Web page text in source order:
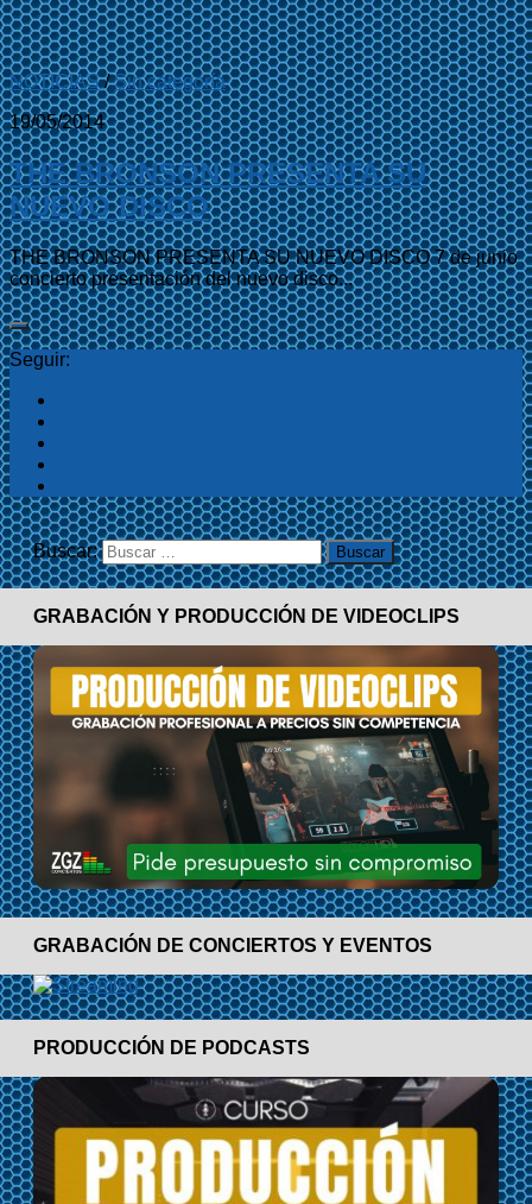
NOTICIAS/Sin categoría
19/05/2014
THE BRONSON PRESENTA SU
NUEVO DISCO
THE BRONSON PRESENTA SU NUEVO DISCO 7 de junio
concierto presentación del nuevo disco...
Seguir:
Buscar:
GRABACIÓN Y PRODUCCIÓN DE VIDEOCLIPS
GRABACIÓN DE CONCIERTOS Y EVENTOS
PRODUCCIÓN DE PODCASTS